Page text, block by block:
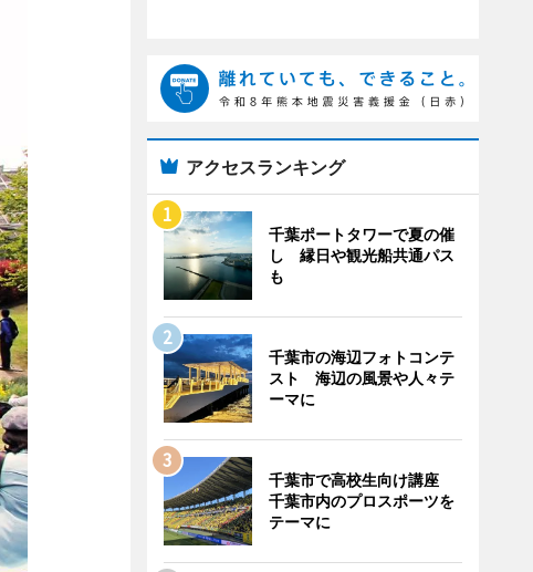
アクセスランキング
千葉ポートタワーで夏の催
し 縁日や観光船共通パス
も
千葉市の海辺フォトコンテ
スト 海辺の風景や人々テ
ーマに
千葉市で高校生向け講座
千葉市内のプロスポーツを
テーマに